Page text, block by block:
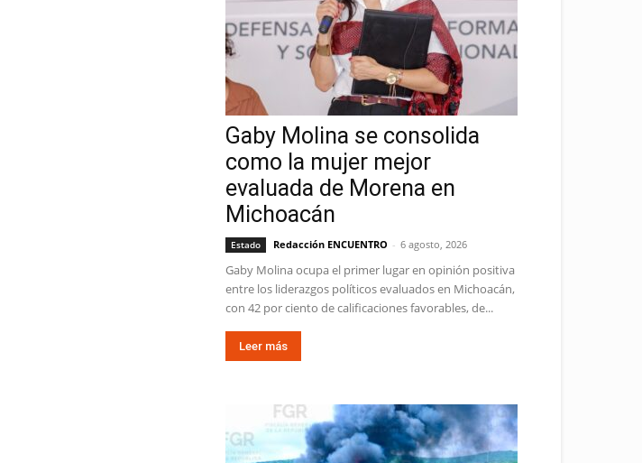
Gaby Molina se consolida
como la mujer mejor
evaluada de Morena en
Michoacán
Estado Redacción ENCUENTRO - 6 agosto, 2026
Gaby Molina ocupa el primer lugar en opinión positiva
entre los liderazgos políticos evaluados en Michoacán,
con 42 por ciento de calificaciones favorables, de...
Leer más